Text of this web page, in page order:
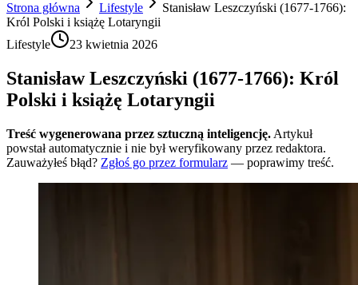
Strona główna
Lifestyle
Stanisław Leszczyński (1677-1766):
Król Polski i książę Lotaryngii
Lifestyle
23 kwietnia 2026
Stanisław Leszczyński (1677-1766): Król
Polski i książę Lotaryngii
Treść wygenerowana przez sztuczną inteligencję. Artykuł
powstał automatycznie i nie był weryfikowany przez redaktora.
Zauważyłeś błąd? Zgłoś go przez formularz — poprawimy treść.